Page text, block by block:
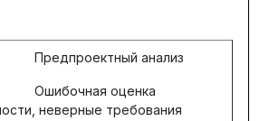
Предпроектный анализ
Ошибочная оценка
неверные требования